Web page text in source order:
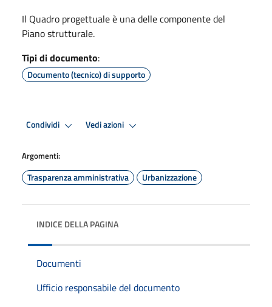
Il Quadro progettuale è una delle componente del
Piano strutturale.
Tipi di documento:
Documento (tecnico) di supporto
Condividi Vedi azioni
Argomenti:
Trasparenza amministrativa Urbanizzazione
INDICE DELLA PAGINA
Documenti
Ufficio responsabile del documento